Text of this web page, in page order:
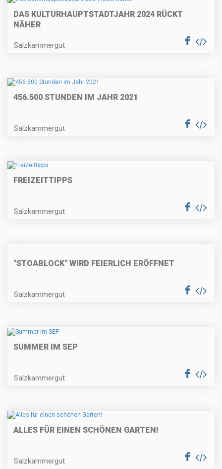
DAS KULTURHAUPTSTADTJAHR 2024 RÜCKT
NÄHER
Salzkammergut
456.500 STUNDEN IM JAHR 2021
Salzkammergut
FREIZEITTIPPS
Salzkammergut
"STOABLOCK" WIRD FEIERLICH ERÖFFNET
Salzkammergut
SUMMER IM SEP
Salzkammergut
ALLES FÜR EINEN SCHÖNEN GARTEN!
Salzkammergut